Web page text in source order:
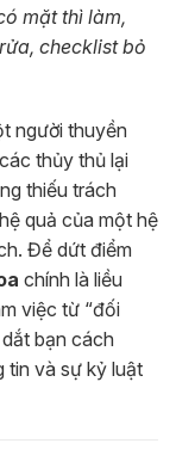
mặt thì làm,
checklist bỏ
người thuyền
thủy thủ lại
thiếu trách
quả của một hệ
Để dứt điểm
chính là liều
việc từ “đối
bạn cách
tin và sự kỷ luật